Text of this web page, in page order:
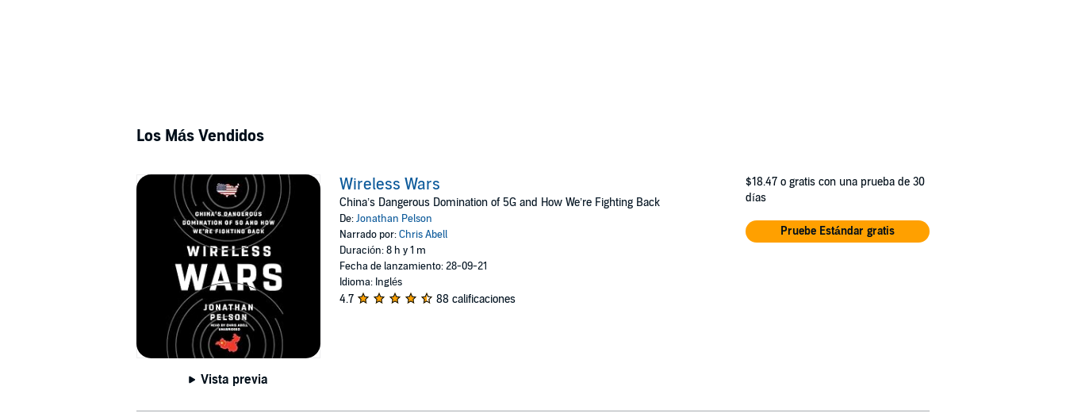
Los Más Vendidos
Vista previa
Wireless Wars
China’s Dangerous Domination of 5G and How We’re Fighting Back
De:Jonathan Pelson
Narrado por:Chris Abell
Duración: 8 h y 1 m
Fecha de lanzamiento: 28-09-21
Idioma: Inglés
4.7 88 calificaciones
$18.47 o gratis con una prueba de 30
días
Pruebe Estándar gratis